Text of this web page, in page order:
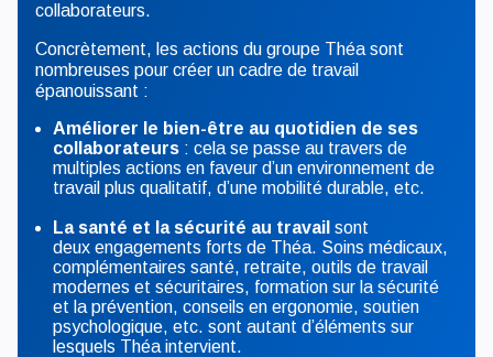
collaborateurs.
Concrètement, les actions du groupe Théa sont
nombreuses pour créer un cadre de travail
épanouissant :
Améliorer le bien-être au quotidien de ses
collaborateurs : cela se passe au travers de
multiples actions en faveur d’un environnement de
travail plus qualitatif, d’une mobilité durable, etc.
La santé et la sécurité au travail sont
deux engagements forts de Théa. Soins médicaux,
complémentaires santé, retraite, outils de travail
modernes et sécuritaires, formation sur la sécurité
et la prévention, conseils en ergonomie, soutien
psychologique, etc. sont autant d’éléments sur
lesquels Théa intervient.